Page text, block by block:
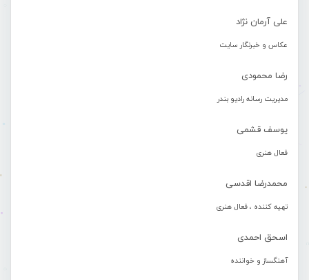
علی آرمان نژاد
عکاس و خبرنگار سایت
رضا محمودی
مدیریت رسانه رادیو بندر
یوسف قشمی
فعال هنری
محمدرضا اقدسی
تهیه کننده ، فعال هنری
اسحق احمدی
آهنگساز و خواننده